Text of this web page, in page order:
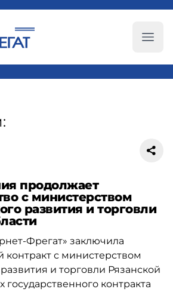
продолжает
с министерством
развития и торговли
Фрегат» заключила
контракт с министерством
и торговли Рязанской
государственного контракта